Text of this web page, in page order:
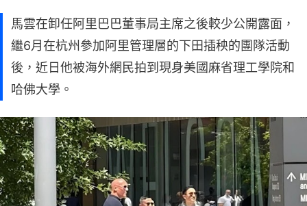
馬雲在卸任阿里巴巴董事局主席之後較少公開露面，
繼6月在杭州參加阿里管理層的下田插秧的團隊活動
後，近日他被海外網民拍到現身美國麻省理工學院和
哈佛大學。